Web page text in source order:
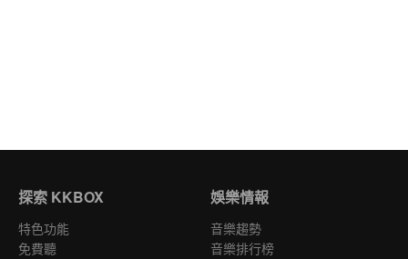
探索 KKBOX
特色功能
免費聽
娛樂情報
音樂趨勢
音樂排行榜